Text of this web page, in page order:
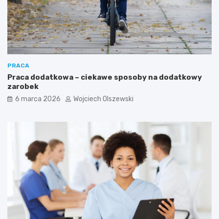
i
e
ć
?
PRACA
Praca dodatkowa – ciekawe sposoby na dodatkowy
zarobek
6 marca 2026 Wojciech Olszewski